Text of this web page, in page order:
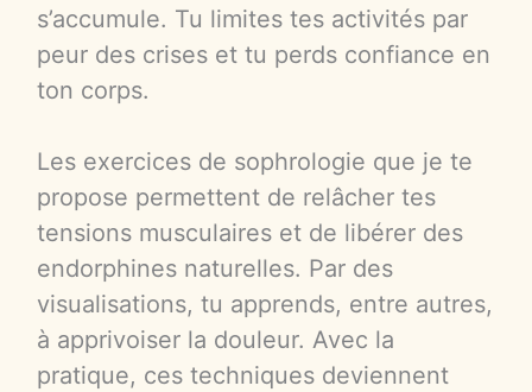
s’accumule. Tu limites tes activités par
peur des crises et tu perds confiance en
ton corps.
Les exercices de sophrologie que je te
propose permettent de relâcher tes
tensions musculaires et de libérer des
endorphines naturelles. Par des
visualisations, tu apprends, entre autres,
à apprivoiser la douleur. Avec la
pratique, ces techniques deviennent